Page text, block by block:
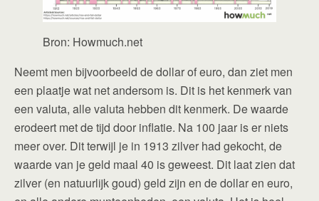
Bron: Howmuch.net
Neemt men bijvoorbeeld de dollar of euro, dan ziet men
een plaatje wat net andersom is. Dit is het kenmerk van
een valuta, alle valuta hebben dit kenmerk. De waarde
erodeert met de tijd door inflatie. Na 100 jaar is er niets
meer over. Dit terwijl je in 1913 zilver had gekocht, de
waarde van je geld maal 40 is geweest. Dit laat zien dat
zilver (en natuurlijk goud) geld zijn en de dollar en euro,